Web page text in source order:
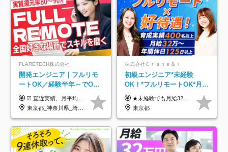
FLARETECH株式会社
開発エンジニア｜フルリモ
ートOK／経験半年～でOK
／実質還元率80～90%／前
給保証／AI系など最先端案
件多数
☑︎ 直近実績、月平均17,000円の昇給 ☑︎ 前職給与100%保証 ☑︎ 実質還元率80～90% ☑︎ 待機時も給与は満額支給 月給35万円～70万円＋交通費など各種手当 ※想定年収：4,200,000円～10,560,000円 ※経験・能力等を考慮の上で決定します。 ※上記金額には、みなし残業手当（50時間分・104,000円～212,000円）を含みます。超過分は別途追加支給します。 ┗残業時間は月平均10時間、多い時でも20時間程度と安定しております ★単価連動型の給与体系ではないため、万が一待機になってもその間の給与は満額支給しています。 ＜1年間の昇給事例をご紹介！＞ ・20代/フロントエンドエンジニア：月給274,000円→月給362,000円（＋88,000円/月） ・20代/iOSエンジニア：月給237,000円→月給287,000円（＋50,000円/月） ・20代/Androidエンジニア：月給316,000円→月給374,000円（＋58,000円/月） ・30代/Javaエンジニア（上流）：月給340,000円→月給418,000円（＋78,000円/月） ・30代/PMO：月給340,000円→月給418,000円（＋78,000円/月）
東京都_神奈川県_埼玉県_千葉県_大阪府_愛知県_北海道_青森県_岩手県_宮城県_秋田県_山形県_福島県_茨城県_栃木県_群馬県_新潟県_山梨県_長野県_富山県_石川県_福井県_静岡県_岐阜県_三重県_兵庫県_京都府_滋賀県_奈良県_和歌山県_広島県_岡山県_鳥取県_島根県_山口県_徳島県_香川県_愛媛県_高知県_福岡県_熊本県_佐賀県_長崎県_大分県_宮崎県_鹿児島県_沖縄県
株式会社Ｃｒａｎｅ＆Ｉ
初級エンジニア*未経験
OK！*フルリモートOK*月給
32万～*残業月9.8h*1ヶ月の
研修*資格取得率100％
★未経験でも月給32万円スタート★ 月収32万円～35万円＋各種手当（資格手当だけで毎月15万の上乗せ実績あり！） ★資格手当豊富！1資格につき最大3万円支給 ★功績手当の導入で、毎月のお給与に上乗せで最大10万円支給している社員も！ ★1回の昇級で年収数十万UPも可 ★ゆくゆくは年収1000万以上も目指せる 年俸384万円～1,162万8,000円（12分割） ※経験・スキルを考慮の上決定します ※上記金額には固定残業代（月30h分・60,800円～66,500円）を含みます ※超過分は別途全額支給します ※試用期間2ヶ月間あり（その他待遇に差異はありません）
東京都